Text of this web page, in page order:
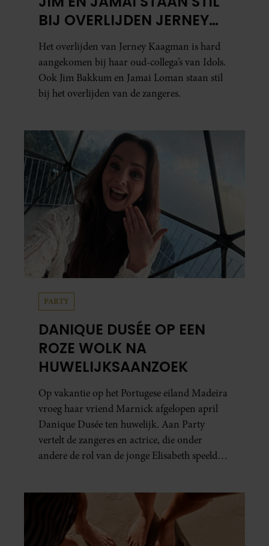
BIJ OVERLIJDEN JERNEY
KAAGMAN
Het overlijden van Jerney Kaagman is hard
aangekomen bij haar oud-collega’s van Idols.
Ook Jim Bakkum en Jamai Loman staan stil
bij het overlijden van de zangeres.
PARTY
DANIQUE DUSÉE OP EEN
ROZE WOLK NA
HUWELIJKSAANZOEK
Op vakantie op het Portugese eiland Madeira
vroeg haar vriend Marnick afgelopen april
Danique Dusée ten huwelijk. Aan Party
vertelt de zangeres en actrice, die onder
andere de rol van de jonge Elisabeth speelde